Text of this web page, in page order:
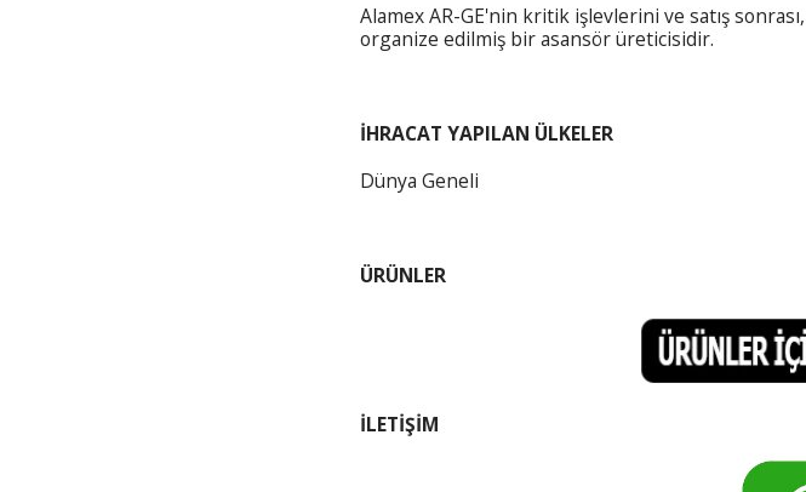
Alamex AR-GE'nin kritik işlevlerini ve satış
organize edilmiş bir asansör üreticisidir.
İHRACAT YAPILAN ÜLKELER
Dünya Geneli
ÜRÜNLER
İLETİŞİM